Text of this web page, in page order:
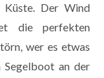
Küste. Der Wind
die perfekten
wer es etwas
Segelboot an der